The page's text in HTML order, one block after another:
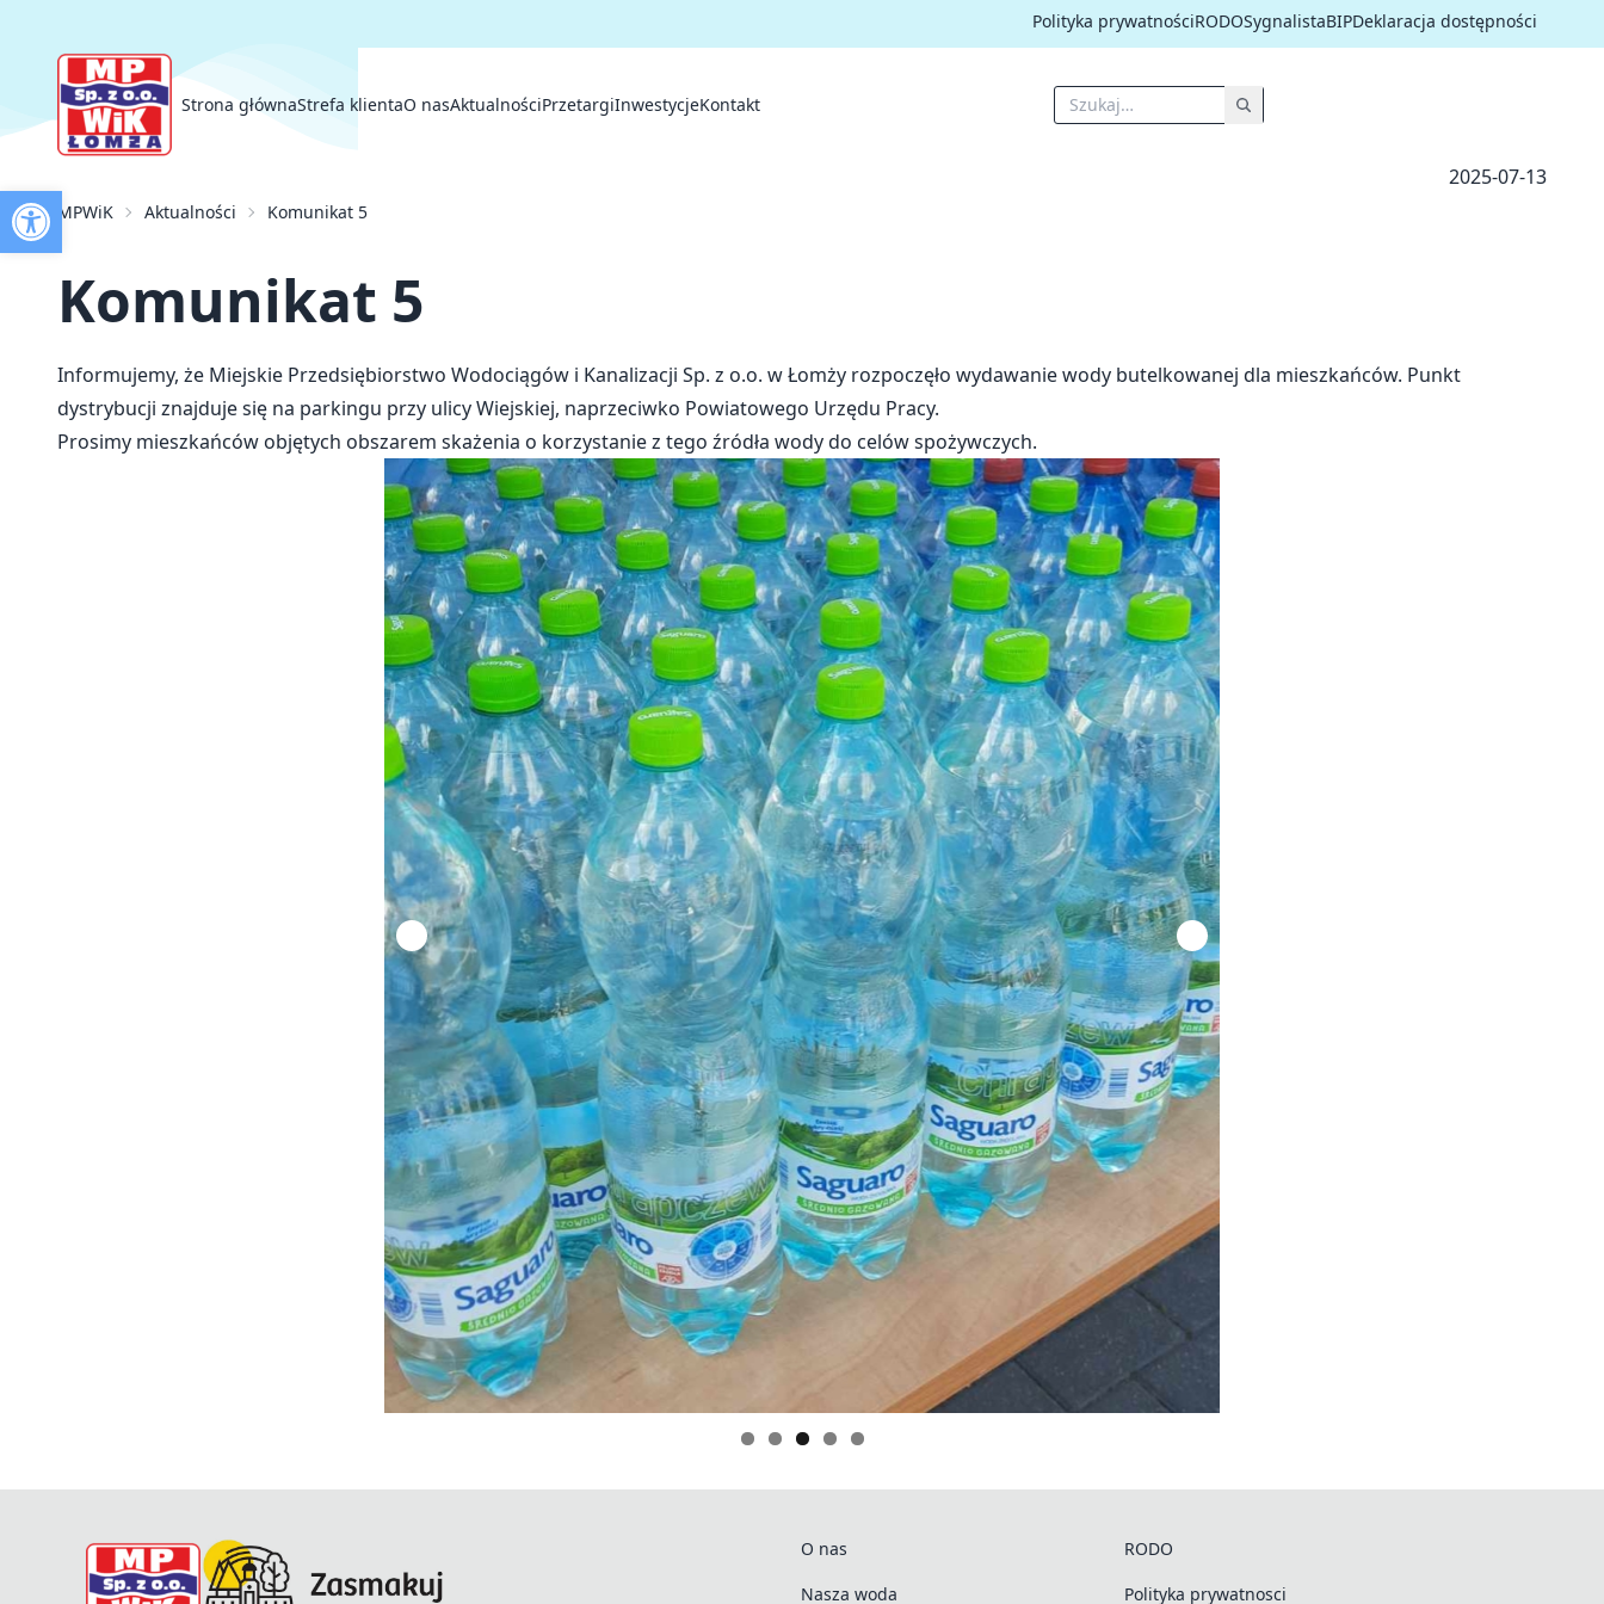
Otwórz pasek narzędzi
Polityka prywatnościRODOSygnalistaBIPDeklaracja dostępności
Strona głównaStrefa klientaO nasAktualnościPrzetargiInwestycjeKontakt
Strefa klienta
Przetargi
Inwestycje
Kontakt
MPWiK Aktualności Komunikat 5
2025-07-13
Komunikat 5
Informujemy, że Miejskie Przedsiębiorstwo Wodociągów i Kanalizacji Sp. z o.o. w Łomży rozpoczęło wydawanie wody butelkowanej dla mieszkańców. Punkt
dystrybucji znajduje się na parkingu przy ulicy Wiejskiej, naprzeciwko Powiatowego Urzędu Pracy.
Prosimy mieszkańców objętych obszarem skażenia o korzystanie z tego źródła wody do celów spożywczych.
O nas
Nasza woda
RODO
Polityka prywatnosci